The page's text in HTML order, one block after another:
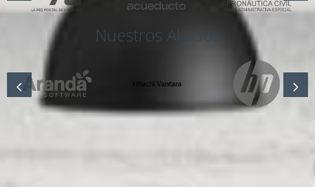
Nuestros Aliados